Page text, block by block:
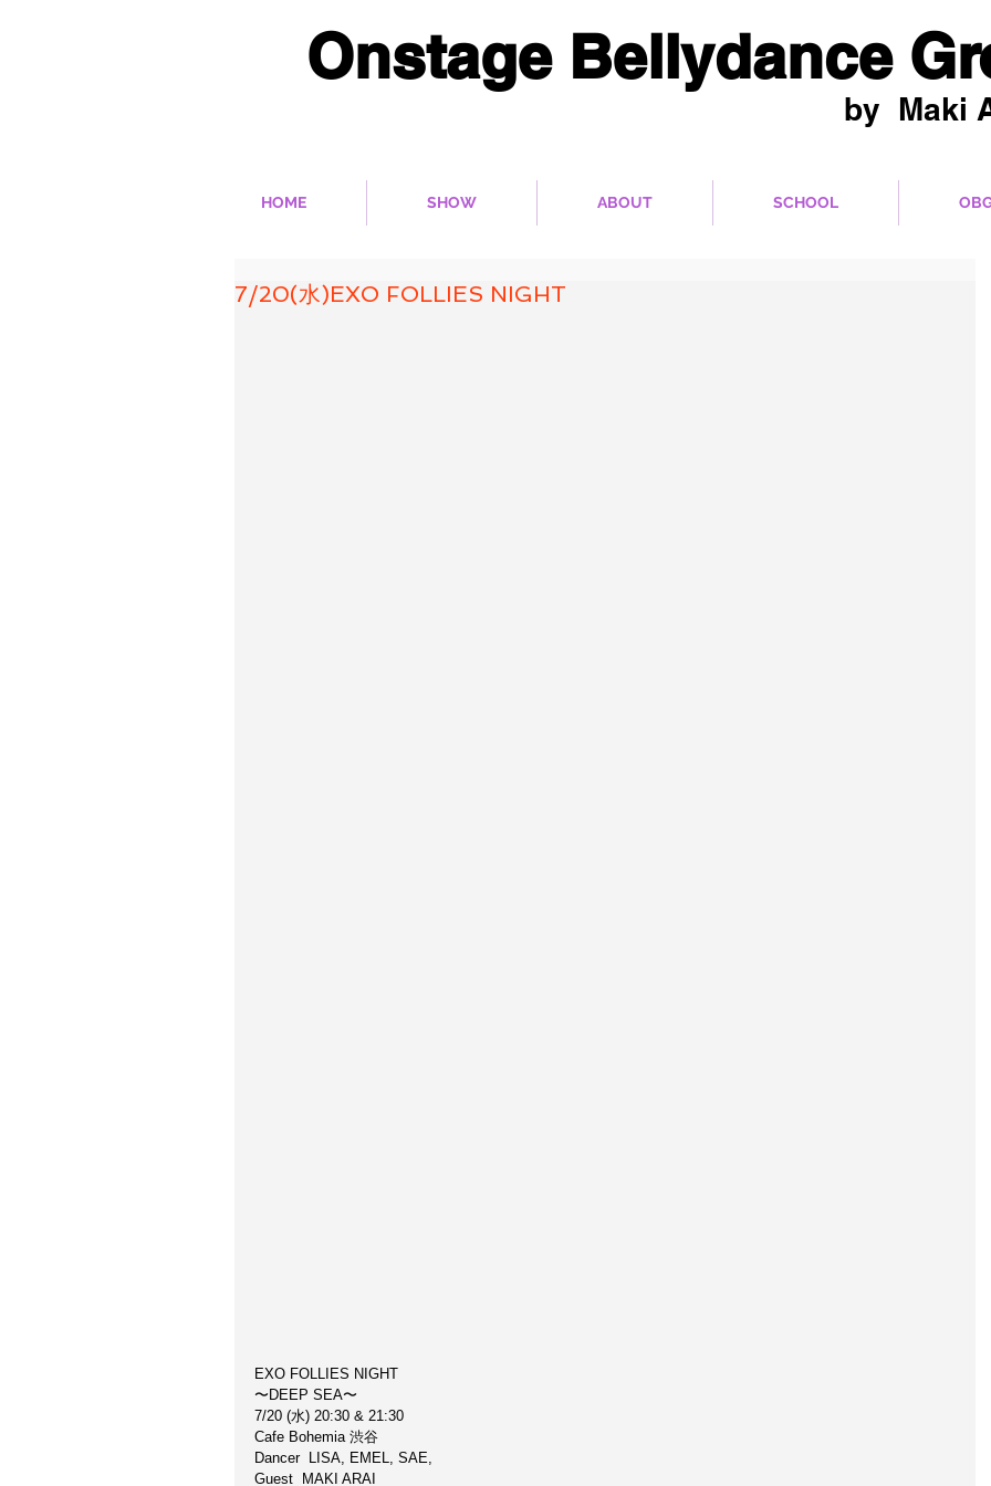
Onstage Bellydance
by Maki
HOME SHOW ABOUT SCHOOL
7/20(水)EXO FOLLIES NIGHT
EXO FOLLIES NIGHT
〜DEEP SEA〜
7/20 (水) 20:30 & 21:30
Cafe Bohemia 渋谷
Dancer  LISA, EMEL, SAE,
Guest  MAKI ARAI